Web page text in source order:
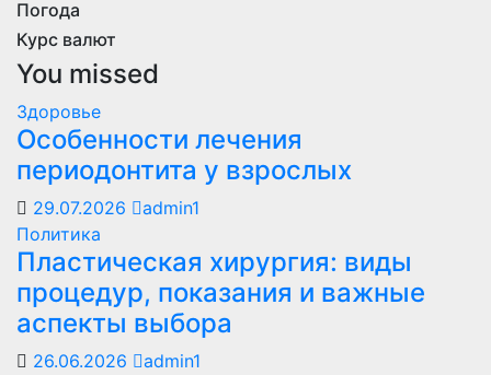
Погода
Курс валют
You missed
Здоровье
Особенности лечения
периодонтита у взрослых
29.07.2026
admin1
Политика
Пластическая хирургия: виды
процедур, показания и важные
аспекты выбора
26.06.2026
admin1